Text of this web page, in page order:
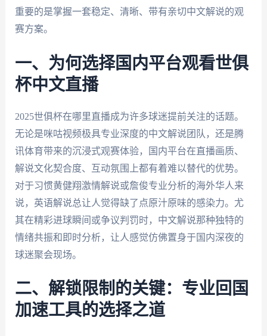
重要的是掌握一套稳定、清晰、带有亲切中文解说的观
赛方案。
一、为何选择国内平台观看世俱
杯中文直播
2025世俱杯在哪里直播成为许多球迷提前关注的话题。
无论是咪咕视频极具专业深度的中文解说团队，还是腾
讯体育带来的沉浸式观赛体验，国内平台在直播画质、
解说文化契合度、互动氛围上都有着难以替代的优势。
对于习惯黄健翔激情解说或詹俊专业分析的海外华人来
说，英语解说总让人觉得缺了点原汁原味的感染力。尤
其在精彩进球瞬间或争议判罚时，中文解说那种独特的
情绪共振和即时分析，让人感觉仿佛置身于国内深夜的
球迷聚会现场。
二、解锁限制的关键：专业回国
加速工具的选择之道